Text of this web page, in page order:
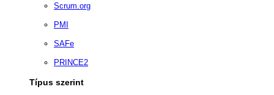
Scrum.org
PMI
SAFe
PRINCE2
Típus szerint